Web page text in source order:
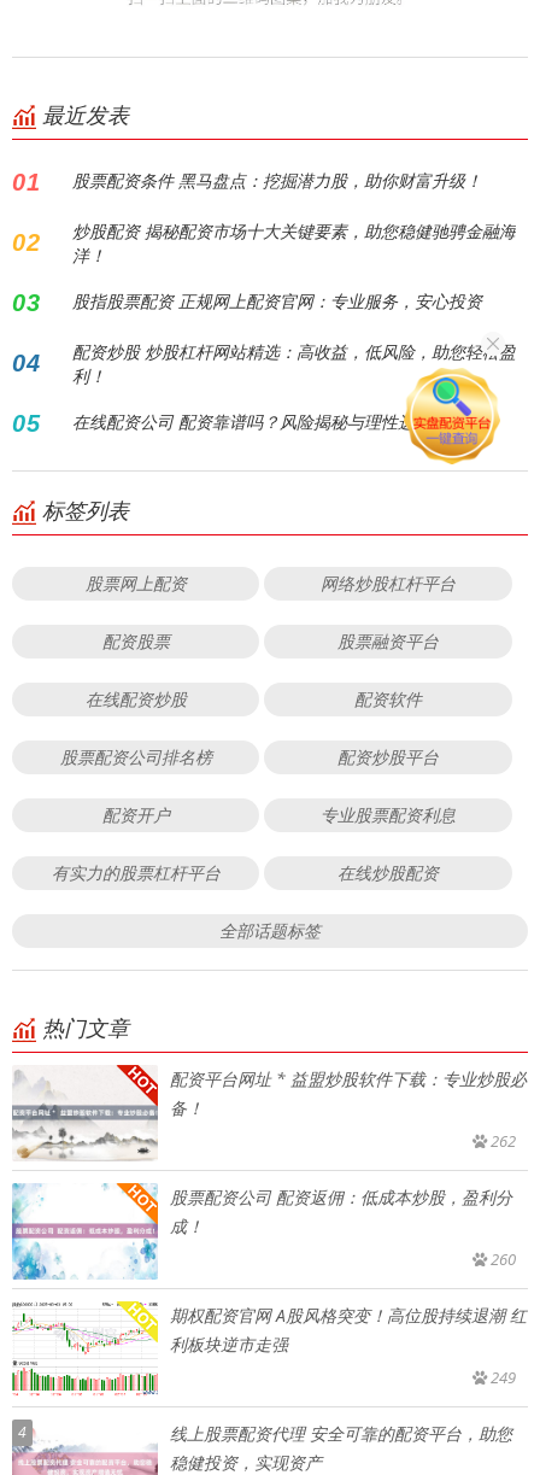
最近发表
01 股票配资条件 黑马盘点：挖掘潜力股，助你财富升级！
02
炒股配资 揭秘配资市场十大关键要素，助您稳健驰骋金融海
洋！
03 股指股票配资 正规网上配资官网：专业服务，安心投资
04
配资炒股 炒股杠杆网站精选：高收益，低风险，助您轻松盈
利！
05 在线配资公司 配资靠谱吗？风险揭秘与理性选择指南
标签列表
股票网上配资 网络炒股杠杆平台
配资股票 股票融资平台
在线配资炒股 配资软件
股票配资公司排名榜 配资炒股平台
配资开户 专业股票配资利息
有实力的股票杠杆平台 在线炒股配资
全部话题标签
热门文章
配资平台网址 * 益盟炒股软件下载：专业炒股必
备！
262
股票配资公司 配资返佣：低成本炒股，盈利分
成！
260
期权配资官网 A股风格突变！高位股持续退潮 红
利板块逆市走强
249
4
线上股票配资代理 安全可靠的配资平台，助您
稳健投资，实现资产